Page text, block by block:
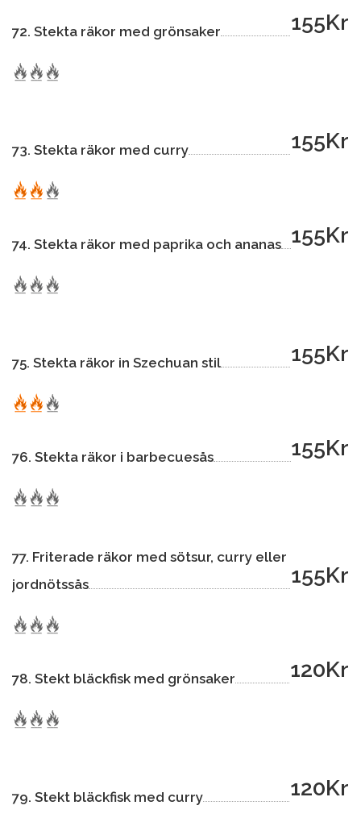
72. Stekta räkor med grönsaker 155Kr
73. Stekta räkor med curry 155Kr
74. Stekta räkor med paprika och ananas 155Kr
75. Stekta räkor in Szechuan stil 155Kr
76. Stekta räkor i barbecuesås 155Kr
77. Friterade räkor med sötsur, curry eller
jordnötssås
155Kr
78. Stekt bläckfisk med grönsaker 120Kr
79. Stekt bläckfisk med curry 120Kr